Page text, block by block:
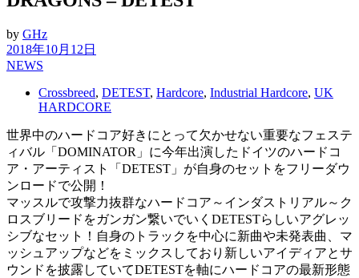
by GHz
2018年10月12日
NEWS
Crossbreed, DETEST, Hardcore, Industrial Hardcore, UK
HARDCORE
世界中のハードコア好きにとって欠かせない重要なフェステ
ィバル「DOMINATOR」に今年出演したドイツのハードコ
ア・アーティスト「DETEST」が自身のセットをフリーダウ
ンロードで公開！
マッスルで攻撃力抜群なハードコア～インダストリアル～ク
ロスブリードをガンガン繋いでいくDETESTらしいアグレッ
シブなセット！自身のトラックを中心に新曲や未発表曲、マ
ッシュアップなどをミックスしており新しいアイディアとサ
ウンドを披露していてDETESTを軸にハードコアの最新形態